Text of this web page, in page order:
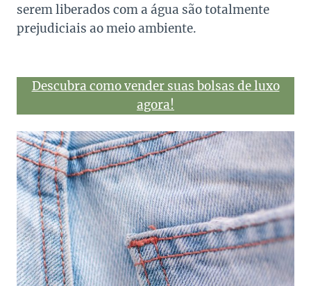
serem liberados com a água são totalmente
prejudiciais ao meio ambiente.
Descubra como vender suas bolsas de luxo
agora!